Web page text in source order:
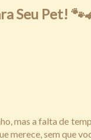
Seu Pet!
mas a falta de
merece, sem que